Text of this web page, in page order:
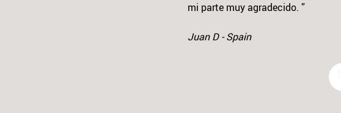
mi parte muy agradecido. ”
Juan D - Spain
Previous